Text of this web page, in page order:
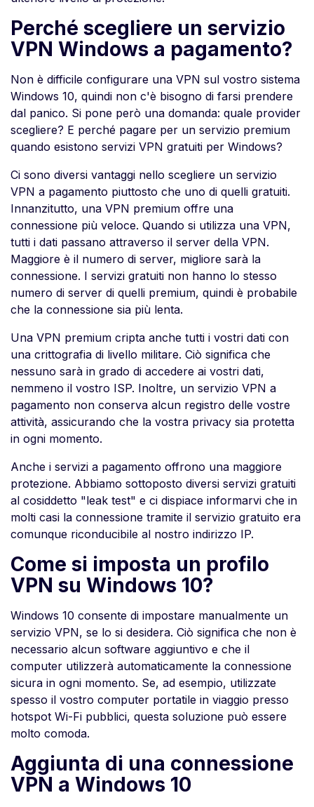
Perché scegliere un servizio
VPN Windows a pagamento?
Non è difficile configurare una VPN sul vostro sistema
Windows 10, quindi non c'è bisogno di farsi prendere
dal panico. Si pone però una domanda: quale provider
scegliere? E perché pagare per un servizio premium
quando esistono servizi VPN gratuiti per Windows?
Ci sono diversi vantaggi nello scegliere un servizio
VPN a pagamento piuttosto che uno di quelli gratuiti.
Innanzitutto, una VPN premium offre una
connessione più veloce. Quando si utilizza una VPN,
tutti i dati passano attraverso il server della VPN.
Maggiore è il numero di server, migliore sarà la
connessione. I servizi gratuiti non hanno lo stesso
numero di server di quelli premium, quindi è probabile
che la connessione sia più lenta.
Una VPN premium cripta anche tutti i vostri dati con
una crittografia di livello militare. Ciò significa che
nessuno sarà in grado di accedere ai vostri dati,
nemmeno il vostro ISP. Inoltre, un servizio VPN a
pagamento non conserva alcun registro delle vostre
attività, assicurando che la vostra privacy sia protetta
in ogni momento.
Anche i servizi a pagamento offrono una maggiore
protezione. Abbiamo sottoposto diversi servizi gratuiti
al cosiddetto "leak test" e ci dispiace informarvi che in
molti casi la connessione tramite il servizio gratuito era
comunque riconducibile al nostro indirizzo IP.
Come si imposta un profilo
VPN su Windows 10?
Windows 10 consente di impostare manualmente un
servizio VPN, se lo si desidera. Ciò significa che non è
necessario alcun software aggiuntivo e che il
computer utilizzerà automaticamente la connessione
sicura in ogni momento. Se, ad esempio, utilizzate
spesso il vostro computer portatile in viaggio presso
hotspot Wi-Fi pubblici, questa soluzione può essere
molto comoda.
Aggiunta di una connessione
VPN a Windows 10